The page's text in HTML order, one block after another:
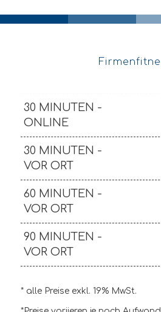
30 MINUTEN -
ONLINE
30 MINUTEN -
VOR ORT
60 MINUTEN -
VOR ORT
90 MINUTEN -
VOR ORT
* alle Preise exkl. 19% MwSt.